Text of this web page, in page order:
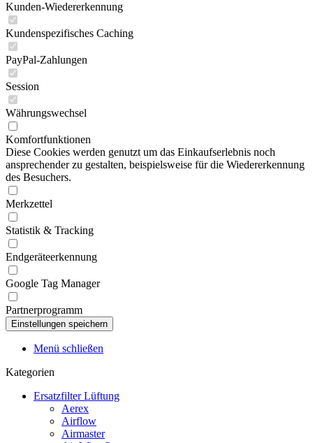
Kunden-Wiedererkennung
Kundenspezifisches Caching
PayPal-Zahlungen
Session
Währungswechsel
Komfortfunktionen
Diese Cookies werden genutzt um das Einkaufserlebnis noch
ansprechender zu gestalten, beispielsweise für die Wiedererkennung
des Besuchers.
Merkzettel
Statistik & Tracking
Endgeräteerkennung
Google Tag Manager
Partnerprogramm
Menü schließen
Kategorien
Ersatzfilter Lüftung
Aerex
Airflow
Airmaster